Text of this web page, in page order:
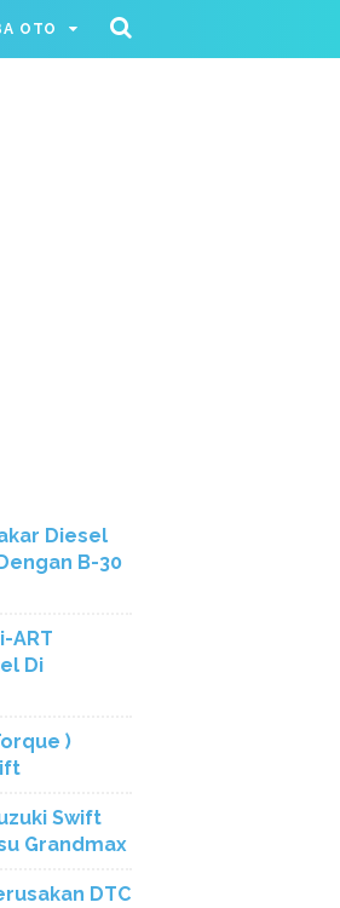
OTO
Diesel
B-30
ART
Di
)
Swift
Grandmax
DTC